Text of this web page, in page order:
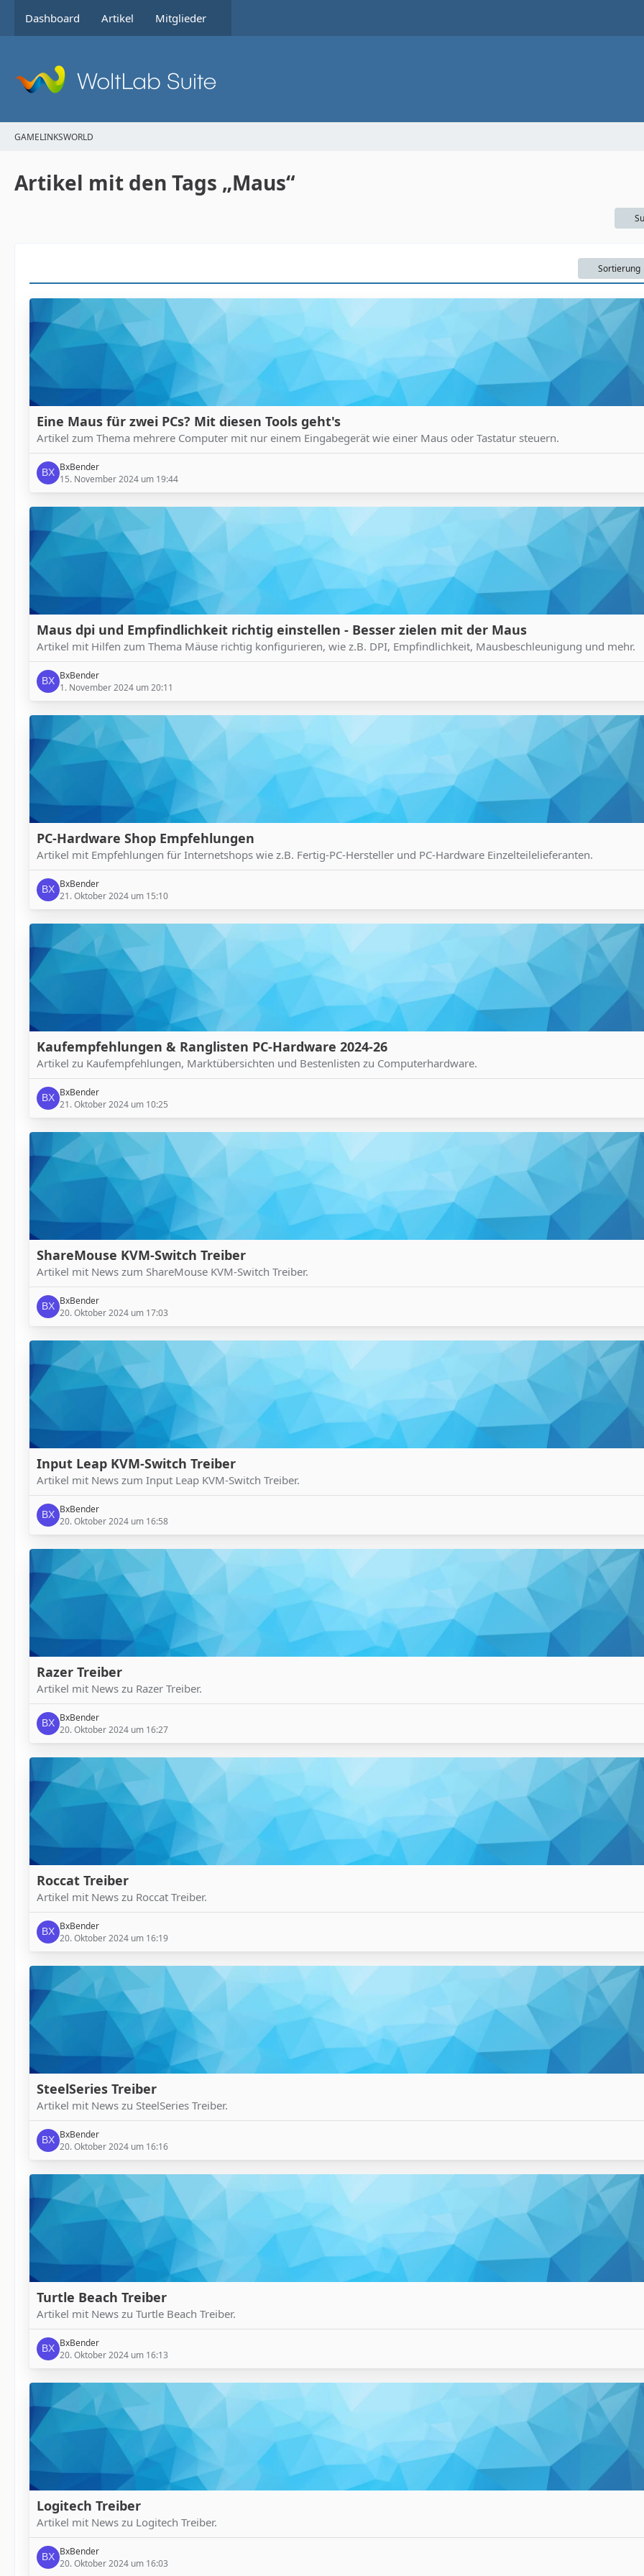
Dashboard Artikel Mitglieder
GAMELINKSWORLD
Artikel mit den Tags „Maus“
Sortierung
Eine Maus für zwei PCs? Mit diesen Tools geht's
Artikel zum Thema mehrere Computer mit nur einem Eingabegerät wie einer Maus oder Tastatur steuern.
BxBender
15. November 2024 um 19:44
Maus dpi und Empfindlichkeit richtig einstellen - Besser zielen mit der Maus
Artikel mit Hilfen zum Thema Mäuse richtig konfigurieren, wie z.B. DPI, Empfindlichkeit, Mausbeschleunigung und mehr.
BxBender
1. November 2024 um 20:11
PC-Hardware Shop Empfehlungen
Artikel mit Empfehlungen für Internetshops wie z.B. Fertig-PC-Hersteller und PC-Hardware Einzelteilelieferanten.
BxBender
21. Oktober 2024 um 15:10
Kaufempfehlungen & Ranglisten PC-Hardware 2024-26
Artikel zu Kaufempfehlungen, Marktübersichten und Bestenlisten zu Computerhardware.
BxBender
21. Oktober 2024 um 10:25
ShareMouse KVM-Switch Treiber
Artikel mit News zum ShareMouse KVM-Switch Treiber.
BxBender
20. Oktober 2024 um 17:03
Input Leap KVM-Switch Treiber
Artikel mit News zum Input Leap KVM-Switch Treiber.
BxBender
20. Oktober 2024 um 16:58
Razer Treiber
Artikel mit News zu Razer Treiber.
BxBender
20. Oktober 2024 um 16:27
Roccat Treiber
Artikel mit News zu Roccat Treiber.
BxBender
20. Oktober 2024 um 16:19
SteelSeries Treiber
Artikel mit News zu SteelSeries Treiber.
BxBender
20. Oktober 2024 um 16:16
Turtle Beach Treiber
Artikel mit News zu Turtle Beach Treiber.
BxBender
20. Oktober 2024 um 16:13
Logitech Treiber
Artikel mit News zu Logitech Treiber.
BxBender
20. Oktober 2024 um 16:03